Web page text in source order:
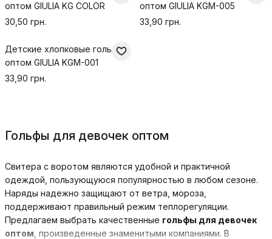
оптом GIULIA KG COLOR
30,50 грн.
оптом GIULIA KGM-005
33,90 грн.
Детские хлопковые гольфы
оптом GIULIA KGM-001
33,90 грн.
Гольфы для девочек оптом
Свитера с воротом являются удобной и практичной
одеждой, пользующуюся популярностью в любом сезоне.
Наряды надежно защищают от ветра, мороза,
поддерживают правильный режим теплорегуляции.
Предлагаем выбрать качественные гольфы для девочек
оптом , произведенные знаменитыми компаниями. В